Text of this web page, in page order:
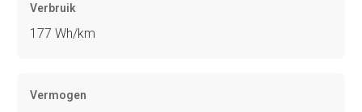
Verbruik
177 Wh/km
Vermogen